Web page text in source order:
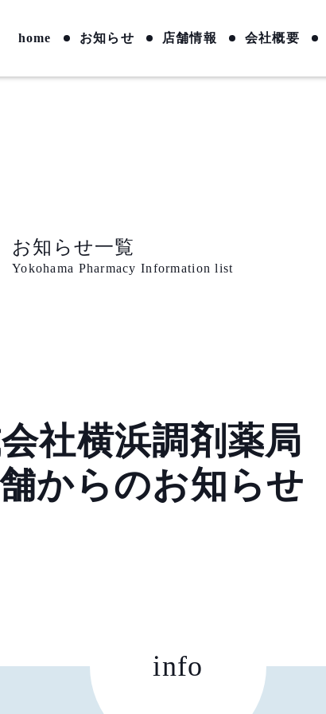
home お知らせ 店舗情報 会社概要
お知らせ一覧
Yokohama Pharmacy Information list
社横浜調剤薬局
からのお知らせ
info